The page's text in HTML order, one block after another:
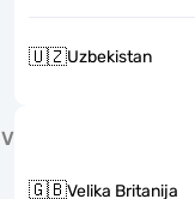
🇺🇿Uzbekistan
V
🇬🇧Velika Britanija